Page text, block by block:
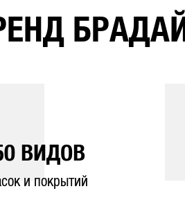
ВИДОВ
и покрытий